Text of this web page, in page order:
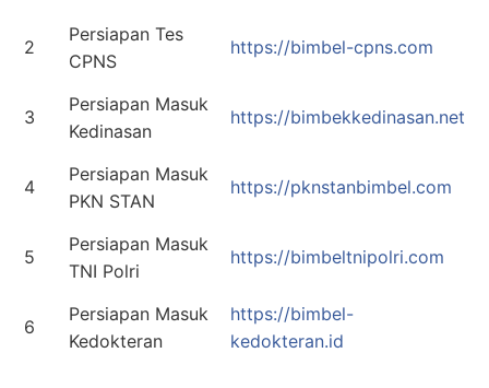
2
Persiapan Tes
CPNS
https://bimbel-cpns.com
3
Persiapan Masuk
Kedinasan
https://bimbekkedinasan.net
4
Persiapan Masuk
PKN STAN
https://pknstanbimbel.com
5
Persiapan Masuk
TNI Polri
https://bimbeltnipolri.com
6
Persiapan Masuk
Kedokteran
https://bimbel-
kedokteran.id